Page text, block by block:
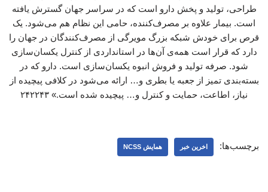
طراحی، تولید و پخش دارو است که در سراسر جهان گسترش یافته
است. بیمار علاوه بر مصرف‌کننده، حامی این نظام هم می‌شود. یک
قرص برای خودش شبکه بزرگ مویرگی از مصرف‌کنندگان در جهان را
دارد که قرار است همه‌ی آن‌ها در استانداردی از کنترل یکسان‌سازی
شود. صرفه تولید و فروش انبوه یکسان‌سازی است. دارو که در
بسته‌بندی تمیز از جعبه یا بطری و… ارائه می‌شود در کلافی پیچیده از
نیاز، اطاعت، حمایت و کنترل و… پیچیده شده است.» ۲۴۲۲۴۳
برچسب‌ها: اخرین خبر همایش NCSS